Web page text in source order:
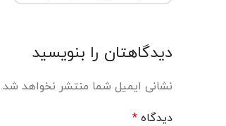
دیدگاهتان را بنویسید
نشانی ایمیل شما منتشر نخواهد شد.
دیدگاه *